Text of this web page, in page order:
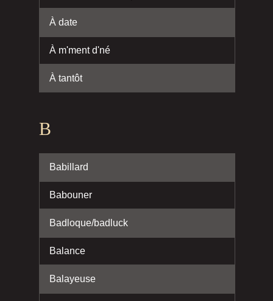
À date
À m'ment d'né
À tantôt
B
Babillard
Babouner
Badloque/badluck
Balance
Balayeuse